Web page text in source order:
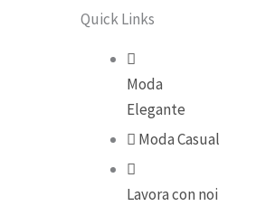
Quick Links
Moda
Elegante
Moda Casual
Lavora con noi